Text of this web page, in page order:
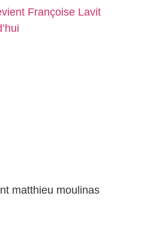
Françoise Lavit